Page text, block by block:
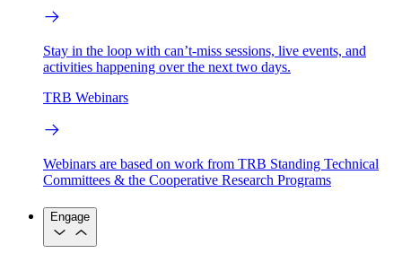
Stay in the loop with can’t-miss sessions, live events, and
activities happening over the next two days.
TRB Webinars
Webinars are based on work from TRB Standing Technical
Committees & the Cooperative Research Programs
Engage